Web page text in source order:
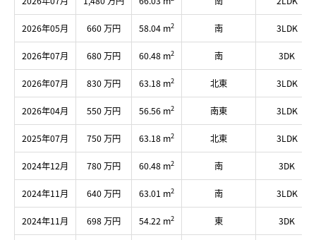
2026年05月 660 万円 58.04 m2 南 3LDK
2026年07月 680 万円 60.48 m2 南 3DK
2026年07月 830 万円 63.18 m2 北東 3LDK
2026年04月 550 万円 56.56 m2 南東 3LDK
2025年07月 750 万円 63.18 m2 北東 3LDK
2024年12月 780 万円 60.48 m2 南 3DK
2024年11月 640 万円 63.01 m2 南 3LDK
2024年11月 698 万円 54.22 m2 東 3DK